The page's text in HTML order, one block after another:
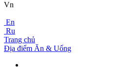
Vn
En
Ru
Trang chủ
Địa điểm Ăn & Uống